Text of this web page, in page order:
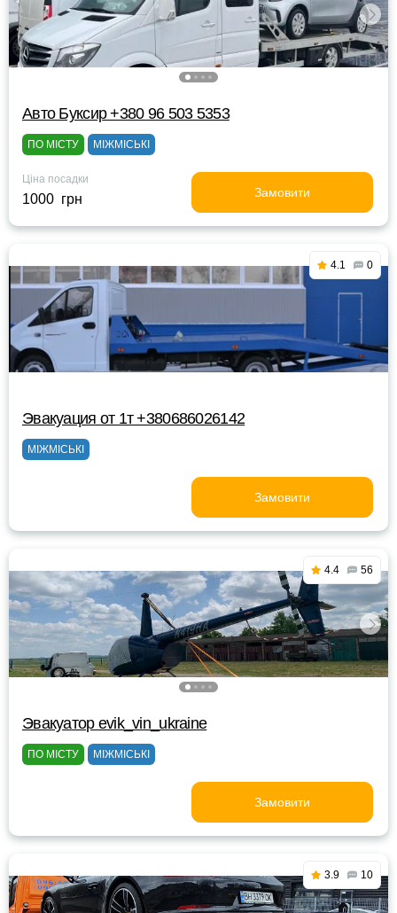
Авто Буксир +380 96 503 5353
ПО МІСТУ МІЖМІСЬКІ
Ціна посадки
1000 грн Замовити
4.1 0
Эвакуация от 1т +380686026142
МІЖМІСЬКІ
Замовити
4.4 56
Эвакуатор evik_vin_ukraine
ПО МІСТУ МІЖМІСЬКІ
Замовити
3.9 10